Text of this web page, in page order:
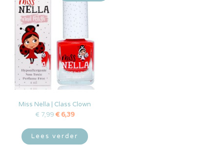
Miss Nella | Class Clown
€ 7,99€ 6,39
Lees verder